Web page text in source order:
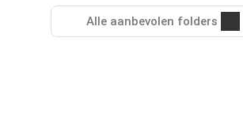
Alle aanbevolen folders